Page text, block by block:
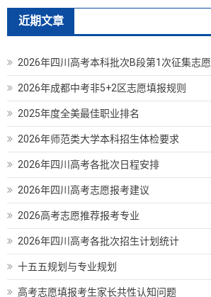
近期文章
2026年四川高考本科批次B段第1次征集志愿
2026年成都中考非5+2区志愿填报规则
2025年度全美最佳职业排名
2026年师范类大学本科招生体检要求
2026年四川高考各批次日程安排
2026年四川高考志愿报考建议
2026高考志愿推荐报考专业
2026年四川高考各批次招生计划统计
十五五规划与专业规划
高考志愿填报考生家长共性认知问题